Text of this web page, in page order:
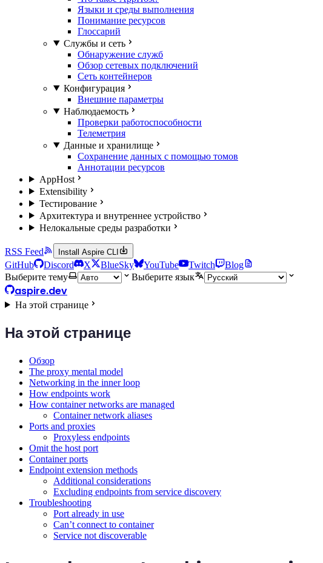
Языки и среды выполнения
Понимание ресурсов
Глоссарий
Службы и сеть
Обнаружение служб
Обзор сетевых подключений
Сеть контейнеров
Конфигурация
Внешние параметры
Наблюдаемость
Проверки работоспособности
Телеметрия
Данные и хранилище
Сохранение данных с помощью томов
Аннотации ресурсов
AppHost
Extensibility
Тестирование
Архитектура и внутреннее устройство
Нелокальные среды разработки
RSS Feed Install Aspire CLI
GitHub Discord X BlueSky YouTube Twitch
Blog
Выберите тему
Выберите язык
aspire.dev
На этой странице
На этой странице
Обзор
The proxy mental model
Networking in the inner loop
How endpoints work
How container networks are managed
Container network aliases
Ports and proxies
Proxyless endpoints
Omit the host port
Container ports
Endpoint extension methods
Additional considerations
Excluding endpoints from service discovery
Troubleshooting
Port already in use
Can’t connect to container
Service not discoverable